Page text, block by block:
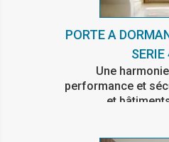
PORTE A
Une
performance et
et